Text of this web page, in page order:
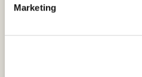
Marketing